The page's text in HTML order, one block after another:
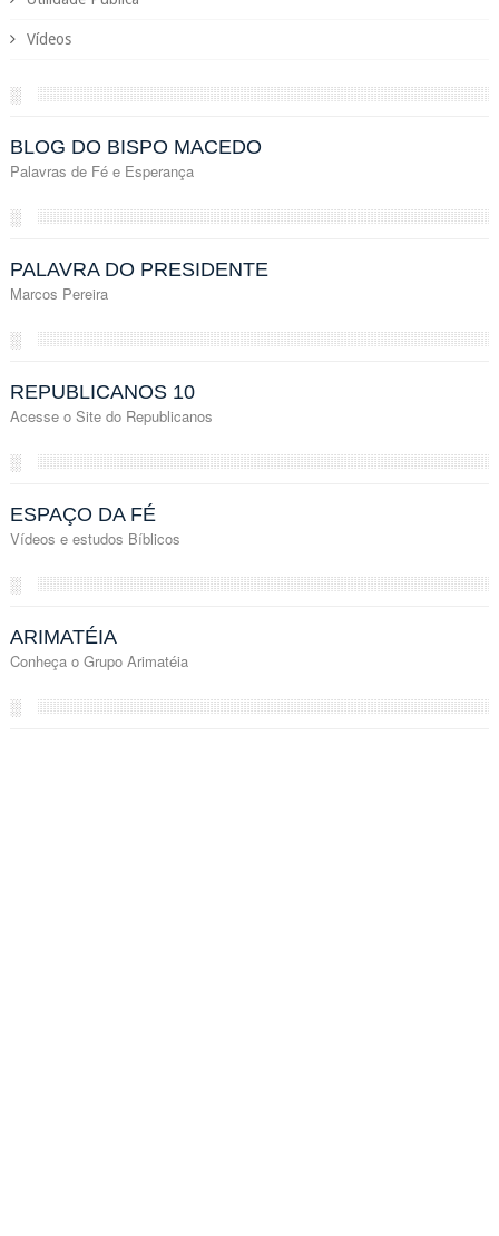
Vídeos
░
BLOG DO BISPO MACEDO
Palavras de Fé e Esperança
░
PALAVRA DO PRESIDENTE
Marcos Pereira
░
REPUBLICANOS 10
Acesse o Site do Republicanos
░
ESPAÇO DA FÉ
Vídeos e estudos Bíblicos
░
ARIMATÉIA
Conheça o Grupo Arimatéia
░